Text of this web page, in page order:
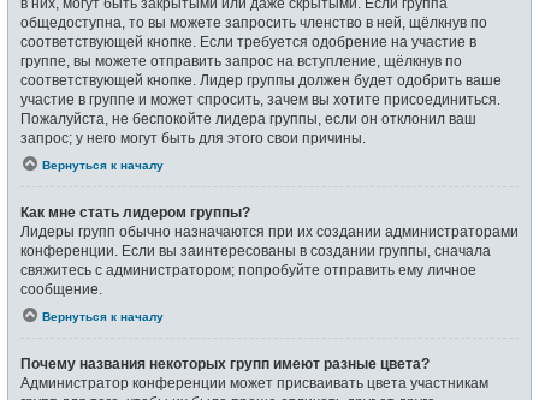
общедоступна, то вы можете запросить членство в ней, щёлкнув по
соответствующей кнопке. Если требуется одобрение на участие в
группе, вы можете отправить запрос на вступление, щёлкнув по
соответствующей кнопке. Лидер группы должен будет одобрить ваше
участие в группе и может спросить, зачем вы хотите присоединиться.
Пожалуйста, не беспокойте лидера группы, если он отклонил ваш
запрос; у него могут быть для этого свои причины.
Вернуться к началу
Как мне стать лидером группы?
Лидеры групп обычно назначаются при их создании администраторами
конференции. Если вы заинтересованы в создании группы, сначала
свяжитесь с администратором; попробуйте отправить ему личное
сообщение.
Вернуться к началу
Почему названия некоторых групп имеют разные цвета?
Администратор конференции может присваивать цвета участникам